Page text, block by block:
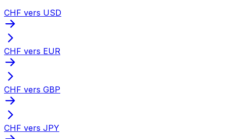
CHF vers USD
CHF vers EUR
CHF vers GBP
CHF vers JPY